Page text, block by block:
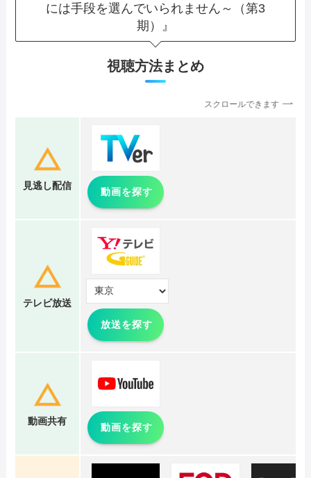
には手段を選んでいられません～（第3
期）』
視聴方法まとめ
スクロールできます
見逃し配信
動画を探す
テレビ放送
放送を探す
動画共有
動画を探す